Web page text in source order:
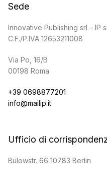
Sede
Innovative Publishing srl – IP
C.F./P.IVA 12653211008
Via Po, 16/B
00198 Roma
+39 0698877201
info@mailip.it
Ufficio di
Bülowstr. 66 10783 Berlin